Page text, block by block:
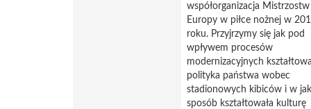
współorganizacja Mistrzostw
Europy w piłce nożnej w
roku. Przyjrzymy się jak pod
wpływem procesów
modernizacyjnych
polityka państwa wobec
stadionowych kibiców i w
sposób kształtowała kulturę